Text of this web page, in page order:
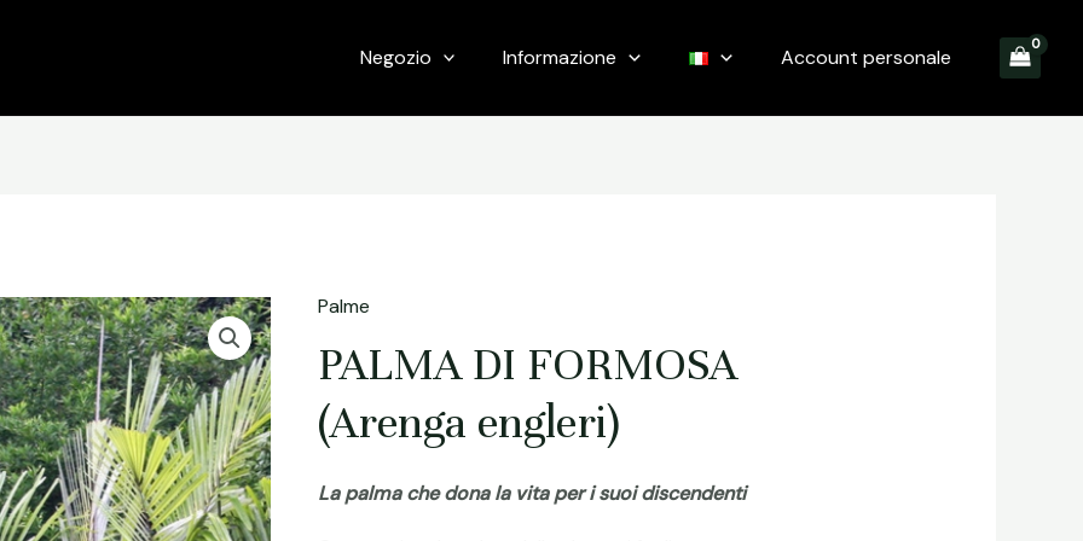
Negozio Informazione Account personale
Palme
PALMA DI FORMOSA
(Arenga engleri)
La palma che dona la vita per i suoi discendenti